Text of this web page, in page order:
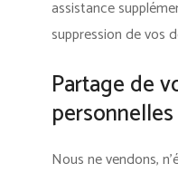
assistance
suppression de vos
Partage de
personnelles
Nous ne vendons,